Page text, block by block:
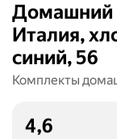
Домашний
Италия,
синий, 56
Комплекты
4,6